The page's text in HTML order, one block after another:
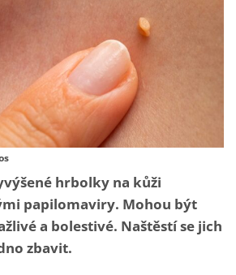
hrbolky na kůži
papilomaviry. Mohou být
a bolestivé. Naštěstí se jich
zbavit.